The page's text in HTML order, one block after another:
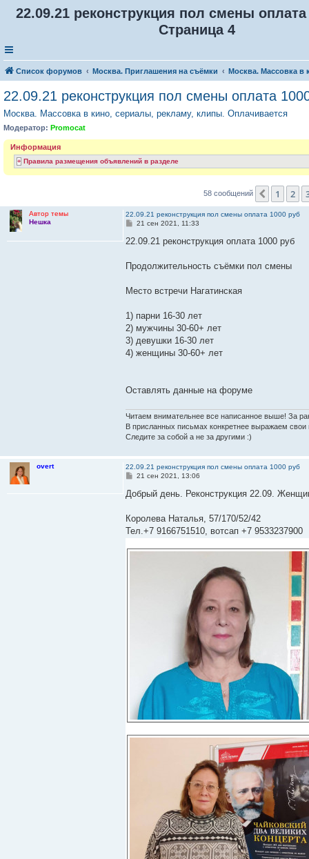
22.09.21 реконструкция пол смены
Страница 4
Список форумов Москва. Приглашения на съёмки Москва. Массовка в
22.09.21 реконструкция пол смены оплата
Москва. Массовка в кино, сериалы, рекламу, клипы. Оплачивается
Модератор: Promocat
Информация
Правила размещения объявлений в разделе
58 сообщений Пред.
1 2
Автор темы
Нешка
22.09.21 реконструкция пол смены оплата 1000 руб
С
о
е
е
21 сен 2021, 11:33
22.09.21 реконструкция оплата 1000 руб
Продолжительность съёмки пол смены
Место встречи Нагатинская
1) парни 16-30 лет
2) мужчины 30-60+ лет
3) девушки 16-30 лет
4) женщины 30-60+ лет
Оставлять данные на форуме
Читаем внимательнее все написанное выше! За
В присланных письмах конкретнее выражаем
Следите за собой а не за другими :)
overt
22.09.21 реконструкция пол смены оплата 1000 руб
С
о
е
н
и
21 сен 2021, 13:06
Добрый день. Реконструкция 22.09.
Королева Наталья, 57/170/52/42
Тел.+7 9166751510, вотсап +7 9533237900